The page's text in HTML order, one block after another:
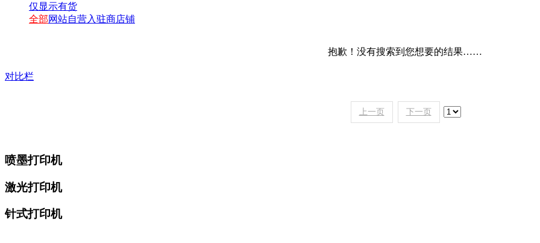
仅显示有货
全部网站自营入驻商店铺
抱歉！没有搜索到您想要的结果……
对比栏
上一页 下一页
喷墨打印机
激光打印机
针式打印机